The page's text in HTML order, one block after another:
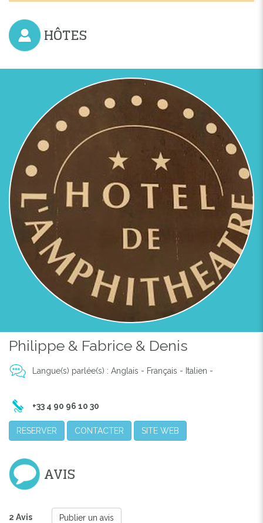
HOTEL DE L'AMPHITHÉATRE ***
Previous Next
HÔTES
Philippe & Fabrice & Denis
Langue(s) parlée(s) : Anglais - Français - Italien -
+33 4 90 96 10 30
RESERVER CONTACTER SITE WEB
AVIS
2 Avis Publier un avis